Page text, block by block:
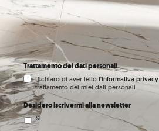
Trattamento dei dati personali
Dichiaro di aver letto l'informativa privacy
trattamento dei miei dati personali
Desidero iscrivermi alla newsletter
Sì